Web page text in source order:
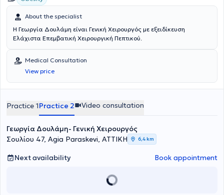
About the specialist
Η Γεωργία Δουλάμη είναι Γενική Χειρουργός με εξειδίκευση
Ελάχιστα Επεμβατική Χειρουργική Πεπτικού.
Medical Consultation
View price
Practice 1Practice 2 Video consultation
Γεωργία Δουλάμη- Γενική Χειρουργός
Σουλίου 47, Agia Paraskevi, ΑΤΤΙΚΗ
6,4 km
Next availability Book appointment